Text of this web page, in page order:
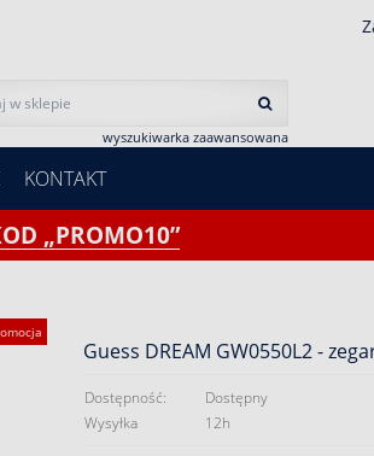
wyszukiwarka zaawansowana
KONTAKT
„PROMO10”
Guess DREAM GW0550L2 -
Dostępność:
Dostępny
Wysyłka
12h